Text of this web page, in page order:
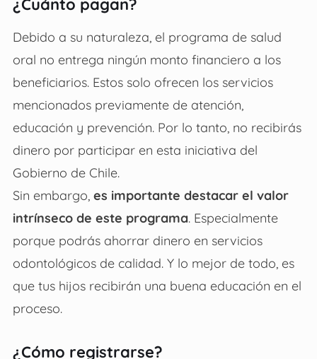
¿Cuánto pagan?
Debido a su naturaleza, el programa de salud
oral no entrega ningún monto financiero a los
beneficiarios. Estos solo ofrecen los servicios
mencionados previamente de atención,
educación y prevención. Por lo tanto, no recibirás
dinero por participar en esta iniciativa del
Gobierno de Chile.
Sin embargo, es importante destacar el valor
intrínseco de este programa. Especialmente
porque podrás ahorrar dinero en servicios
odontológicos de calidad. Y lo mejor de todo, es
que tus hijos recibirán una buena educación en el
proceso.
¿Cómo registrarse?